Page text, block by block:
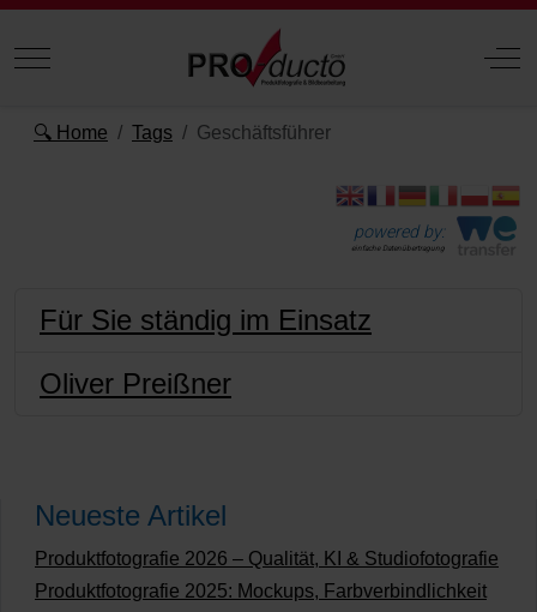
Mobile Menu Toggle Off-
🔍 Home Tags Geschäftsführer
powered by:
einfache Datenübertragung
Für Sie ständig im Einsatz
Oliver Preißner
Neueste Artikel
Produktfotografie 2026 – Qualität, KI & Studiofotografie
Produktfotografie 2025: Mockups, Farbverbindlichkeit